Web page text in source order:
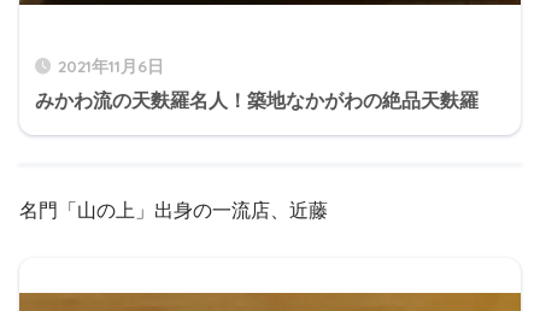
2021年11月6日
みかわ流の天麩羅名人！築地なかがわの絶品天麩羅
名門「山の上」出身の一流店、近藤